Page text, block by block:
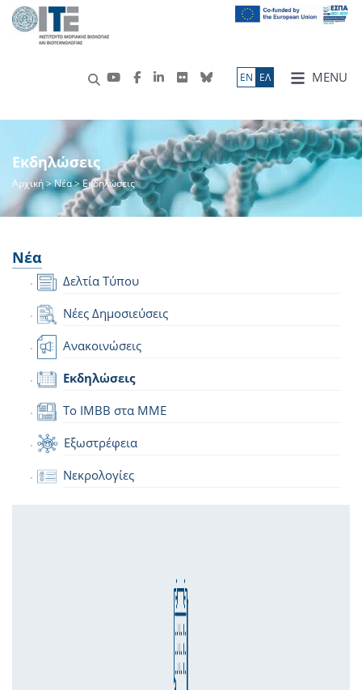
MENU
ΕN ΕΛ
Εκδηλώσεις
Αρχική>Νέα> Εκδηλώσεις
Νέα
Δελτία Τύπου
Νέες Δημοσιεύσεις
Ανακοινώσεις
Εκδηλώσεις
Το IMBB στα ΜΜΕ
Εξωστρέφεια
Νεκρολογίες